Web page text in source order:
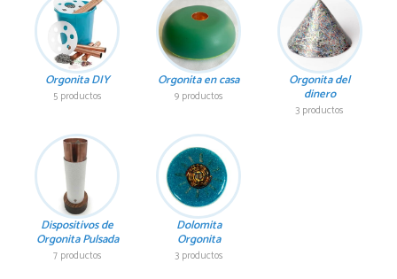
Orgonita DIY
5 productos
Orgonita en casa
9 productos
Orgonita del
dinero
3 productos
Dispositivos de
Orgonita Pulsada
7 productos
Dolomita
Orgonita
3 productos